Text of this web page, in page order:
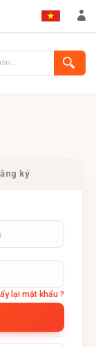
ký
lại mật khẩu ?